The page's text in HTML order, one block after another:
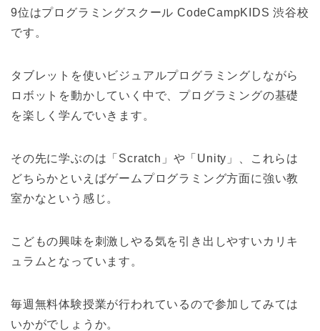
9位はプログラミングスクール CodeCampKIDS 渋谷校
です。
タブレットを使いビジュアルプログラミングしながら
ロボットを動かしていく中で、プログラミングの基礎
を楽しく学んでいきます。
その先に学ぶのは「Scratch」や「Unity」、これらは
どちらかといえばゲームプログラミング方面に強い教
室かなという感じ。
こどもの興味を刺激しやる気を引き出しやすいカリキ
ュラムとなっています。
毎週無料体験授業が行われているので参加してみては
いかがでしょうか。